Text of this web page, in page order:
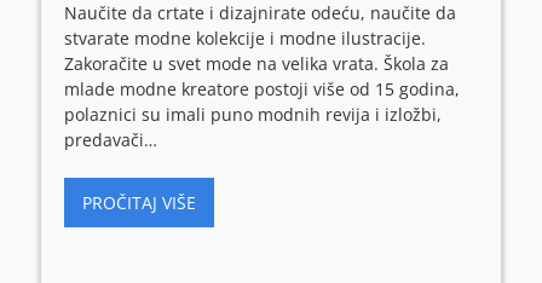
Naučite da crtate i dizajnirate odeću, naučite da
stvarate modne kolekcije i modne ilustracije.
Zakoračite u svet mode na velika vrata. Škola za
mlade modne kreatore postoji više od 15 godina,
polaznici su imali puno modnih revija i izložbi,
predavači…
PROČITAJ VIŠE